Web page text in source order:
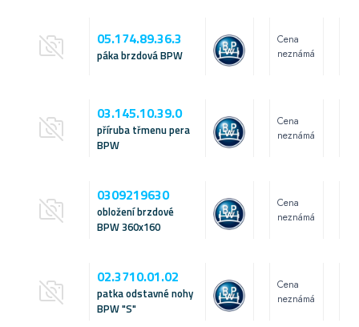
05.174.89.36.3
páka brzdová BPW
Cena
neznámá
03.145.10.39.0
příruba třmenu pera
BPW
Cena
neznámá
0309219630
obložení brzdové
BPW 360x160
Cena
neznámá
02.3710.01.02
patka odstavné nohy
BPW "S"
Cena
neznámá